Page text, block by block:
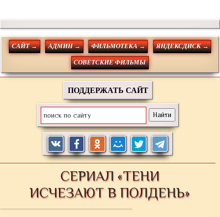
САЙТ → АДМИН → ФИЛЬМОТЕКА → ЯНДЕКСДИСК →
СОВЕТСКИЕ ФИЛЬМЫ
ПОДДЕРЖАТЬ САЙТ
СЕРИАЛ «ТЕНИ
ИСЧЕЗАЮТ В ПОЛДЕНЬ»